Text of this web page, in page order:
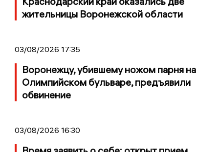
жительницы Воронежской области
03/08/2026 17:35
Воронежцу, убившему ножом парня на
Олимпийском бульваре, предъявили
обвинение
03/08/2026 16:30